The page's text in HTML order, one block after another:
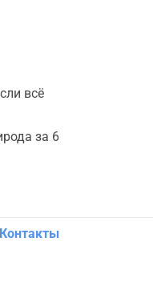
всё
за 6
Контакты